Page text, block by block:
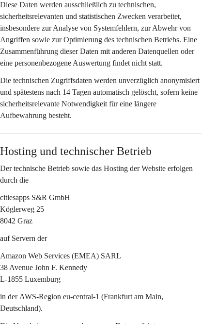
Diese Daten werden ausschließlich zu technischen,
sicherheitsrelevanten und statistischen Zwecken verarbeitet,
insbesondere zur Analyse von Systemfehlern, zur Abwehr von
Angriffen sowie zur Optimierung des technischen Betriebs. Eine
Zusammenführung dieser Daten mit anderen Datenquellen oder
eine personenbezogene Auswertung findet nicht statt.
Die technischen Zugriffsdaten werden unverzüglich anonymisiert
und spätestens nach 14 Tagen automatisch gelöscht, sofern keine
sicherheitsrelevante Notwendigkeit für eine längere
Aufbewahrung besteht.
Hosting und technischer Betrieb
Der technische Betrieb sowie das Hosting der Website erfolgen
durch die
citiesapps S&R GmbH
Köglerweg 25
8042 Graz
auf Servern der
Amazon Web Services (EMEA) SARL
38 Avenue John F. Kennedy
L-1855 Luxemburg
in der AWS-Region eu-central-1 (Frankfurt am Main,
Deutschland).